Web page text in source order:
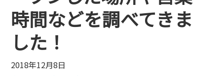
時間などを調べてきま
した！
2018年12月8日